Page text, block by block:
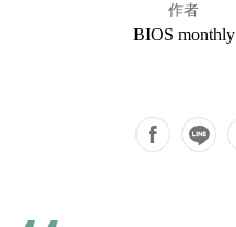
作者
BIOS monthly